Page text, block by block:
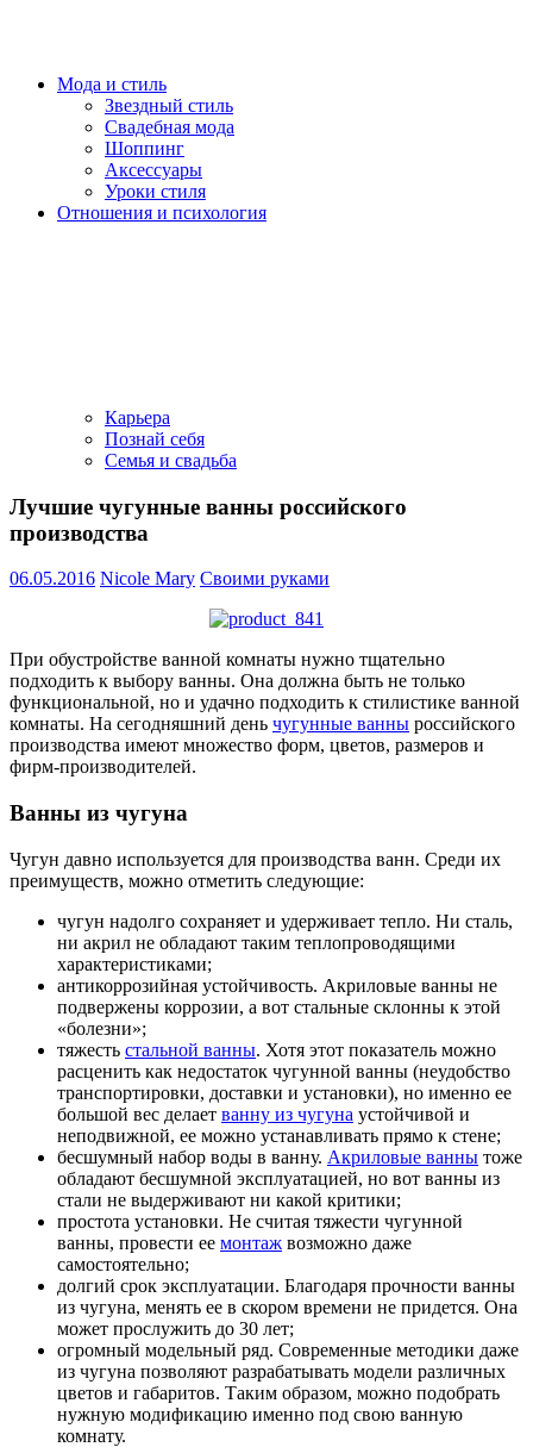
Мода и стиль
Звездный стиль
Свадебная мода
Шоппинг
Аксессуары
Уроки стиля
Отношения и психология
Карьера
Познай себя
Семья и свадьба
Лучшие чугунные ванны российского
производства
06.05.2016 Nicole Mary Своими руками
При обустройстве ванной комнаты нужно тщательно
подходить к выбору ванны. Она должна быть не только
функциональной, но и удачно подходить к стилистике ванной
комнаты. На сегодняшний день чугунные ванны российского
производства имеют множество форм, цветов, размеров и
фирм-производителей.
Ванны из чугуна
Чугун давно используется для производства ванн. Среди их
преимуществ, можно отметить следующие:
чугун надолго сохраняет и удерживает тепло. Ни сталь,
ни акрил не обладают таким теплопроводящими
характеристиками;
антикоррозийная устойчивость. Акриловые ванны не
подвержены коррозии, а вот стальные склонны к этой
«болезни»;
тяжесть стальной ванны. Хотя этот показатель можно
расценить как недостаток чугунной ванны (неудобство
транспортировки, доставки и установки), но именно ее
большой вес делает ванну из чугуна устойчивой и
неподвижной, ее можно устанавливать прямо к стене;
бесшумный набор воды в ванну. Акриловые ванны тоже
обладают бесшумной эксплуатацией, но вот ванны из
стали не выдерживают ни какой критики;
простота установки. Не считая тяжести чугунной
ванны, провести ее монтаж возможно даже
самостоятельно;
долгий срок эксплуатации. Благодаря прочности ванны
из чугуна, менять ее в скором времени не придется. Она
может прослужить до 30 лет;
огромный модельный ряд. Современные методики даже
из чугуна позволяют разрабатывать модели различных
цветов и габаритов. Таким образом, можно подобрать
нужную модификацию именно под свою ванную
комнату.